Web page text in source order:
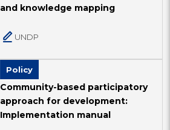
and knowledge mapping
UNDP
Policy
Community-based participatory
approach for development:
Implementation manual